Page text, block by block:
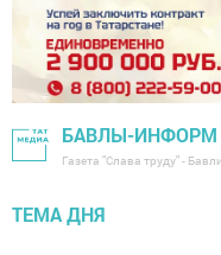
БАВЛЫ-ИНФОРМ
Газета "Слава труду" -
ТЕМА ДНЯ